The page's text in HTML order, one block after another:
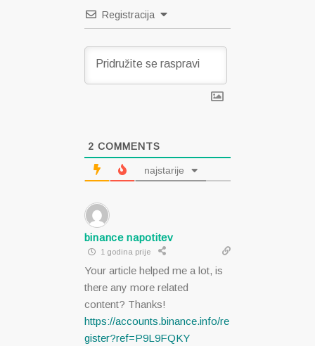
Registracija
2 COMMENTS
najstarije
binance napotitev
1 godina prije
Your article helped me a lot, is
there any more related
content? Thanks!
https://accounts.binance.info/re
gister?ref=P9L9FQKY